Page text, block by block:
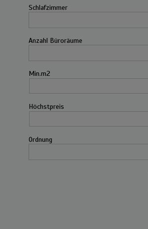
Schlafzimmer
Anzahl Büroräume
Min.m2
Höchstpreis
Ordnung